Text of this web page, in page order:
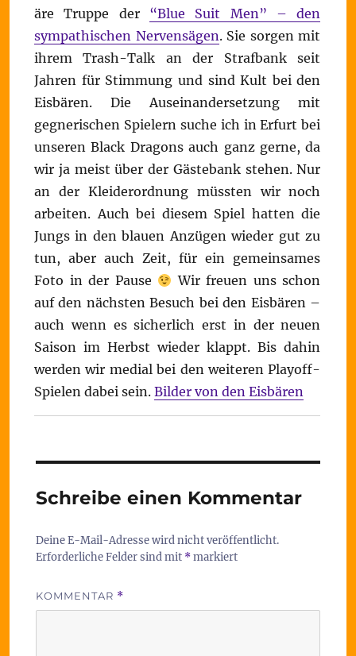
äre Truppe der “Blue Suit Men” – den
sympathischen Nervensägen. Sie sorgen mit
ihrem Trash-Talk an der Strafbank seit
Jahren für Stimmung und sind Kult bei den
Eisbären. Die Auseinandersetzung mit
gegnerischen Spielern suche ich in Erfurt bei
unseren Black Dragons auch ganz gerne, da
wir ja meist über der Gästebank stehen. Nur
an der Kleiderordnung müssten wir noch
arbeiten. Auch bei diesem Spiel hatten die
Jungs in den blauen Anzügen wieder gut zu
tun, aber auch Zeit, für ein gemeinsames
Foto in der Pause
Wir freuen uns schon
auf den nächsten Besuch bei den Eisbären –
auch wenn es sicherlich erst in der neuen
Saison im Herbst wieder klappt. Bis dahin
werden wir medial bei den weiteren Playoff-
Spielen dabei sein. Bilder von den Eisbären
Schreibe einen Kommentar
Deine E-Mail-Adresse wird nicht veröffentlicht.
Erforderliche Felder sind mit *markiert
KOMMENTAR *